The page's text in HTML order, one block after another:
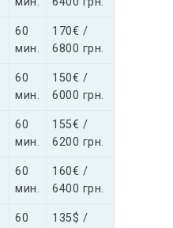
60
мин.
170€ /
6800 грн.
60
мин.
150€ /
6000 грн.
60
мин.
155€ /
6200 грн.
60
мин.
160€ /
6400 грн.
60
135$ /